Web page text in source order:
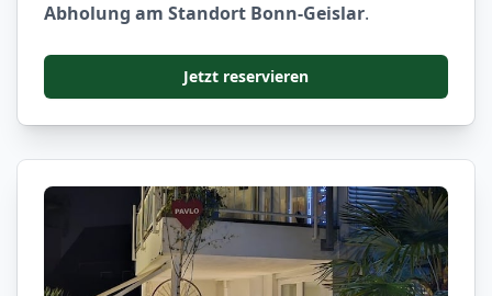
Abholung am Standort Bonn-Geislar.
Jetzt reservieren